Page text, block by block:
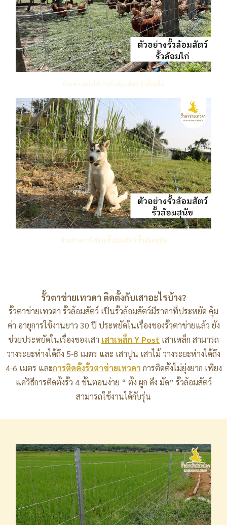
ตัวอย่างการใช้งานรั้วล้อมสัตว์ รั้วล้อมไก่
ตัวอย่างการใช้งานรั้วล้อมสัตว์ รั้วล้อมสุนัข
รั้วตาข่ายเทวดา ติดตั้งกับเสาอะไรบ้าง?
รั้วตาข่ายเทวดา รั้วล้อมสัตว์ เป็นรั้วล้อมสัตว์มีราคาที่ประหยัด คุ้ม
ค่า อายุการใช้งานยาว 30 ปี ประหยัดในเรื่องของรั้วตาข่ายแล้ว ยัง
ช่วยประหยัดในเรื่องของเสา เสาเหล็ก Y Post เสาเหล็ก สามารถ
วางระยะห่างได้ถึง 5-8 เมตร และ เสาปูน เสาไม้ วางระยะห่างได้ถึง
4-6 เมตร และการติดตั้งรั้วตาข่ายเทวดา การติดตั้งไม่ยุ่งยาก เพียง
แค่วิธีการติดตั้งรั้ว 4 ขั้นตอนง่าย “ ตั้ง ผูก ดึง มัด” รั้วล้อมสัตว์
สามารถใช้งานได้กับรุ่น